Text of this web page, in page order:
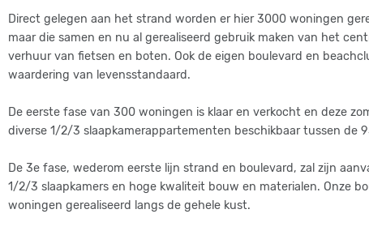
Direct gelegen aan het strand worden er hier 3000 woningen
maar die samen en nu al gerealiseerd gebruik maken van het
verhuur van fietsen en boten. Ook de eigen boulevard en
waardering van levensstandaard.
De eerste fase van 300 woningen is klaar en verkocht en deze
diverse 1/2/3 slaapkamerappartementen beschikbaar tussen de
De 3e fase, wederom eerste lijn strand en boulevard, zal zijn
1/2/3 slaapkamers en hoge kwaliteit bouw en materialen. Onze
woningen gerealiseerd langs de gehele kust.